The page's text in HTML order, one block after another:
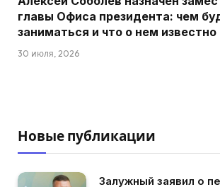
главы Офиса президента: чем
заниматься и что о нем известно
30 июля, 2026
Новые публикации
Залужный заявил о